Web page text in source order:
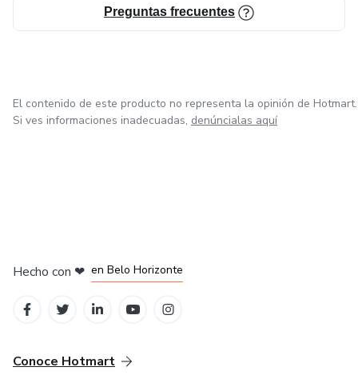
Preguntas frecuentes
El contenido de este producto no representa la opinión de Hotmart.
Si ves informaciones inadecuadas, denúncialas aquí
Hecho con ❤ en Belo Horizonte
Conoce Hotmart